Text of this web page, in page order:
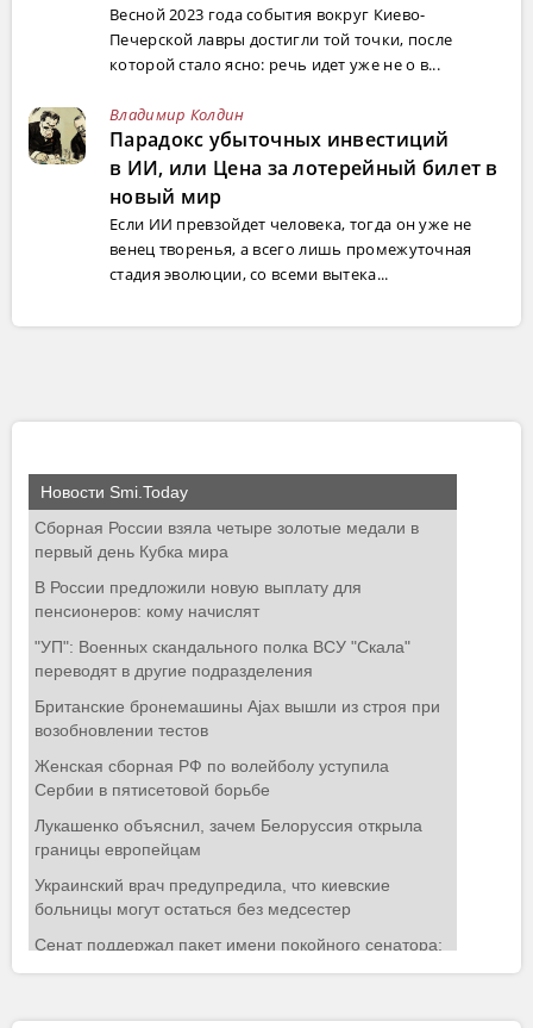
Весной 2023 года события вокруг Киево-
Печерской лавры достигли той точки, после
которой стало ясно: речь идет уже не о в...
Владимир Колдин
Парадокс убыточных инвестиций
в ИИ, или Цена за лотерейный билет в
новый мир
Если ИИ превзойдет человека, тогда он уже не
венец творенья, а всего лишь промежуточная
стадия эволюции, со всеми вытека...